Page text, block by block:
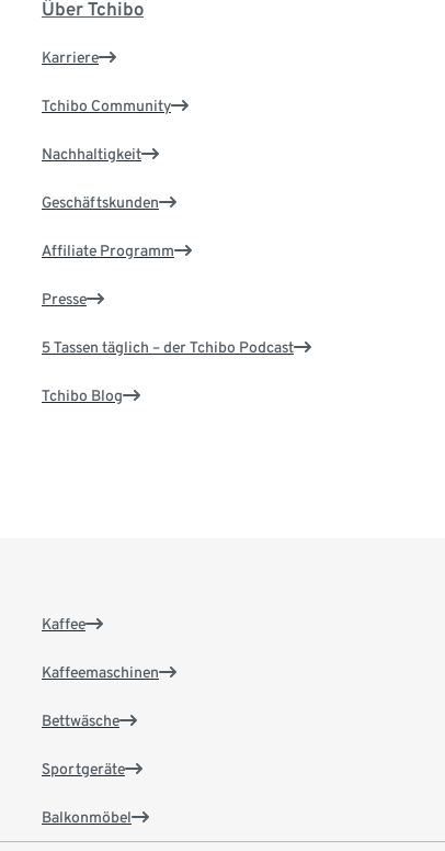
Über Tchibo
Karriere
Tchibo Community
Nachhaltigkeit
Geschäftskunden
Affiliate Programm
Presse
5 Tassen täglich – der Tchibo Podcast
Tchibo Blog
Kaffee
Kaffeemaschinen
Bettwäsche
Sportgeräte
Balkonmöbel